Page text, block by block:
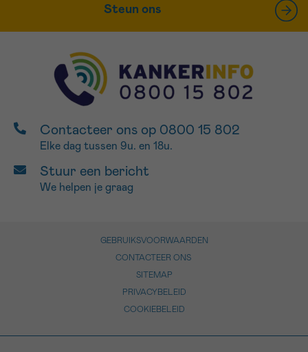
Steun ons
Contacteer ons op 0800 15 802
Elke dag tussen 9u. en 18u.
Stuur een bericht
We helpen je graag
GEBRUIKSVOORWAARDEN
CONTACTEER ONS
SITEMAP
PRIVACYBELEID
COOKIEBELEID